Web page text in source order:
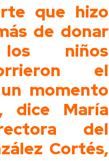
que hizo
de donar
niños
el
momento
dice María
del
Cortés,